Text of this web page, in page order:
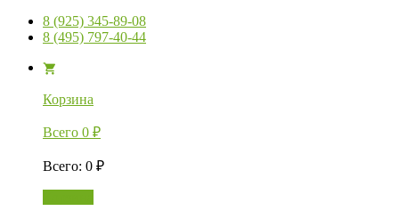
8 (925) 345-89-08
8 (495) 797-40-44
Корзина
Всего 0 ₽
Всего: 0 ₽